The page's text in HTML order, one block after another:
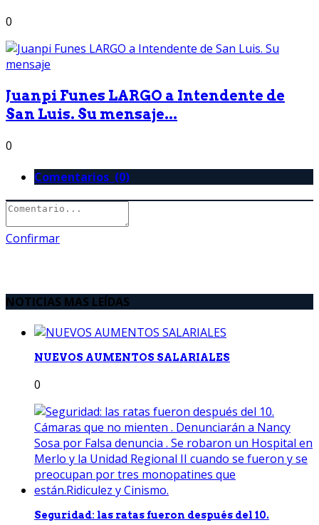
0
Juanpi Funes LARGO a Intendente de
San Luis. Su mensaje...
0
Comentarios (0)
Confirmar
NOTICIAS MAS LEÍDAS
NUEVOS AUMENTOS SALARIALES
0
Seguridad: las ratas fueron después del 10.